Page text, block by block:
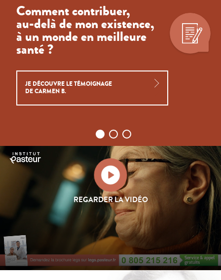
Comment contribuer,
au-delà de mon existence,
à un monde en meilleure
santé ?
JE DÉCOUVRE LE TÉMOIGNAGE
DE CARMEN B.
REGARDER LA VIDÉO